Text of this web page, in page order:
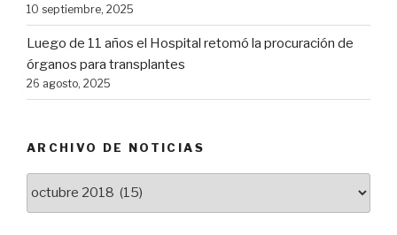
10 septiembre, 2025
Luego de 11 años el Hospital retomó la procuración de
órganos para transplantes
26 agosto, 2025
ARCHIVO DE NOTICIAS